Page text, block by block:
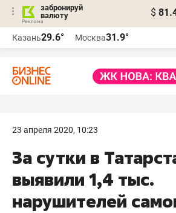
забронируй
валюту
$
Казань29.6° Москва31.9°
23 апреля 2020, 10:23
За сутки в
выявили 1,4 тыс.
нарушителей